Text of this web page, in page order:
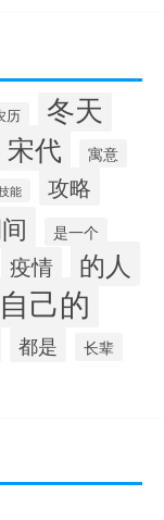
历 冬天
宋代 寓意
能 攻略
是一个
疫情 的人
自己的
都是 长辈